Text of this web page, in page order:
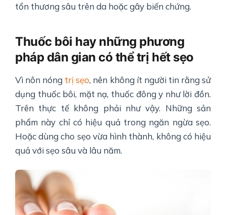
tổn thương sâu trên da hoặc gây biến chứng.
Thuốc bôi hay những phương
pháp dân gian có thể trị hết sẹo
Vì nôn nóng trị sẹo, nên không ít người tin rằng sử
dụng thuốc bôi, mặt nạ, thuốc đông y như lời đồn.
Trên thực tế không phải như vậy. Những sản
phẩm này chỉ có hiệu quả trong ngăn ngừa sẹo.
Hoặc dùng cho sẹo vừa hình thành, không có hiệu
quả với sẹo sâu và lâu năm.